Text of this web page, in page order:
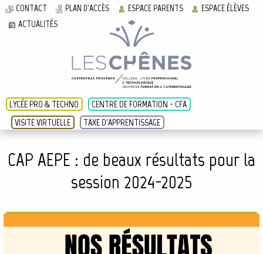
LYCÉE PRO & TECHNO
CENTRE DE FORMATION - CFA
VISITE VIRTUELLE
TAXE D'APPRENTISSAGE
CONTACT PLAN D'ACCÈS ESPACE PARENTS
ESPACE ÉLÈVES
ACTUALITÉS
CAP AEPE : de beaux résultats pour la
session 2024-2025